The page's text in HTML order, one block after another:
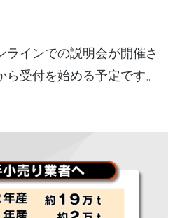
ラインでの説明会が開催さ
受付を始める予定です。